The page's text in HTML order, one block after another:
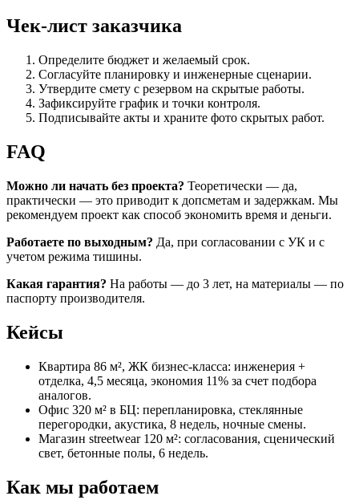
Чек‑лист заказчика
Определите бюджет и желаемый срок.
Согласуйте планировку и инженерные сценарии.
Утвердите смету с резервом на скрытые работы.
Зафиксируйте график и точки контроля.
Подписывайте акты и храните фото скрытых работ.
FAQ
Можно ли начать без проекта? Теоретически — да,
практически — это приводит к допсметам и задержкам. Мы
рекомендуем проект как способ экономить время и деньги.
Работаете по выходным? Да, при согласовании с УК и с
учетом режима тишины.
Какая гарантия? На работы — до 3 лет, на материалы — по
паспорту производителя.
Кейсы
Квартира 86 м², ЖК бизнес‑класса: инженерия +
отделка, 4,5 месяца, экономия 11% за счет подбора
аналогов.
Офис 320 м² в БЦ: перепланировка, стеклянные
перегородки, акустика, 8 недель, ночные смены.
Магазин streetwear 120 м²: согласования, сценический
свет, бетонные полы, 6 недель.
Как мы работаем